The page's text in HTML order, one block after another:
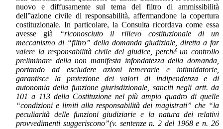
nuovo e diffusamente sul tema del filtro di ammissibilità
dell‟azione civile di responsabilità, affermandone la copertura
costituzionale. In particolare, la Consulta ricordava come essa
avesse già
“riconosciuto il rilievo costituzionale di un
meccanismo di “filtro” della domanda giudiziale, diretta a far
valere la responsabilità civile del giudice, perché un controllo
preliminare della non manifesta infondatezza della domanda,
portando ad escludere azioni temerarie e intimidatorie,
garantisce la protezione dei valori di indipendenza e di
autonomia della funzione giurisdizionale, sanciti negli artt. da
101 a 113 della Costituzione nel più ampio quadro di quelle
“condizioni e limiti alla responsabilità dei magistrati” che “la
peculiarità delle funzioni giudiziarie e la natura dei relativi
provvedimenti suggeriscono”(v. sentenze n. 2 del 1968 e n. 26